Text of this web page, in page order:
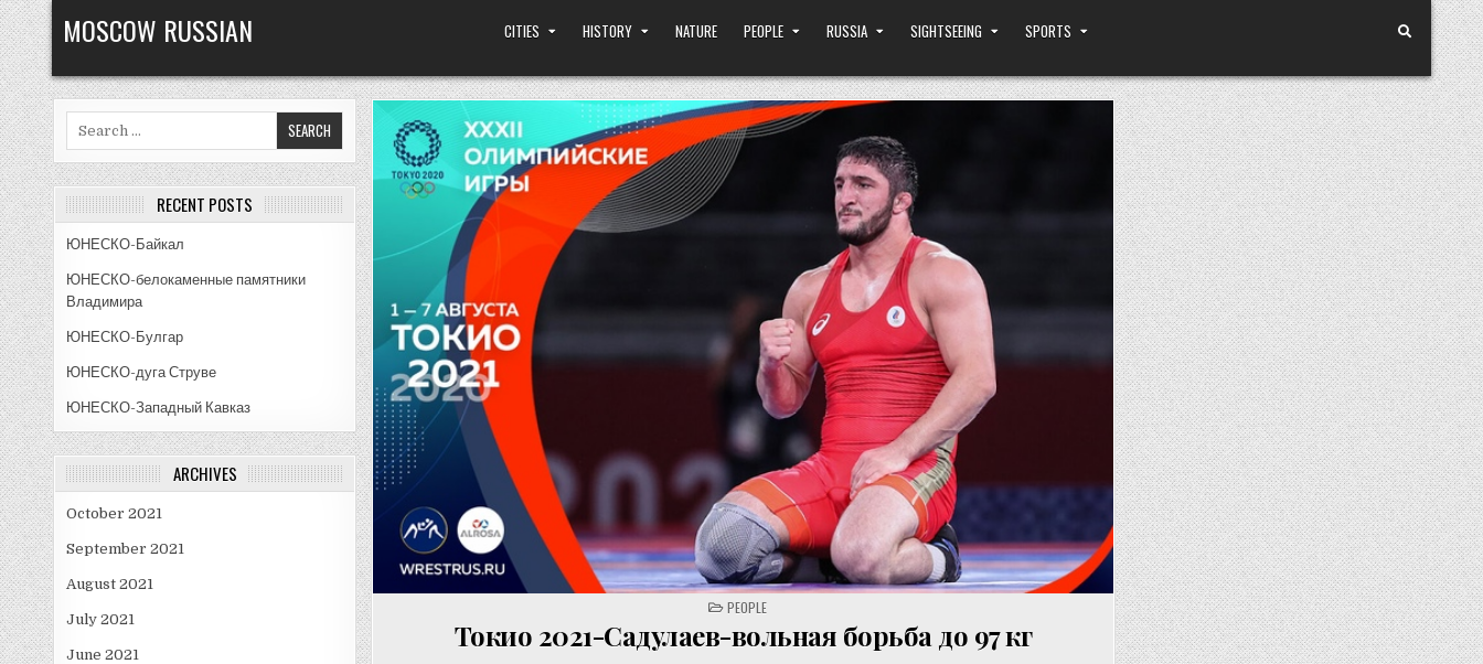
Skip
to
content
MOSCOW RUSSIAN CITIES HISTORY NATURE PEOPLE RUSSIA SIGHTSEEING SPORTS
POSTED
IN
PEOPLE
Токио 2021-Садулаев-вольная борьба до 97 кг
RECENT POSTS
ЮНЕСКО-Байкал
ЮНЕСКО-белокаменные памятники
Владимира
ЮНЕСКО-Булгар
ЮНЕСКО-дуга Струве
ЮНЕСКО-Западный Кавказ
ARCHIVES
October 2021
September 2021
August 2021
July 2021
June 2021